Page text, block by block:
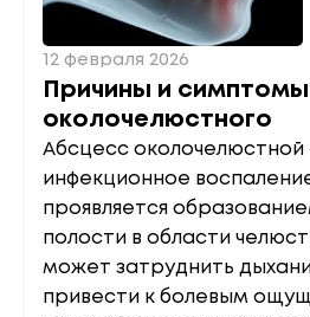
12 февраля 2026
Причины и
околочелюстного
Абсцесс околочелюстной
инфекционное
проявляется
полости в области
может затруднить
привести к болевым